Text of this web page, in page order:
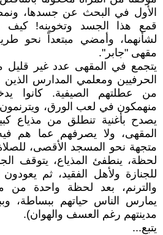
الأول في البحث عن جسدها،
قمع هذا الجسد وتخوينه! كيف
لشأنهما، وأمضي مبتعداً نحو
مقهى "جابر".
يتجمع في المقهى عدد غير قليل
الحرفيين ومعلمي المدارس الذين
من عطلتهم الصيفية. كانوا
منهمكون في لعب الورق،
يصدح بأغنية تنطلق من مذياع
المقهى، ولا يصرفهم عما هم
متجهة نحو المسجد الأقصى،
لحظة، ينطفئ المذياع، يتوقف
للجنازة ولأهل الفقيد، ثم
والترنم، بعد لحظة واحدة من
يمارس الناس حياتهم ببساطة،
مدينتهم رغم العسف والهوان).
يتبع...